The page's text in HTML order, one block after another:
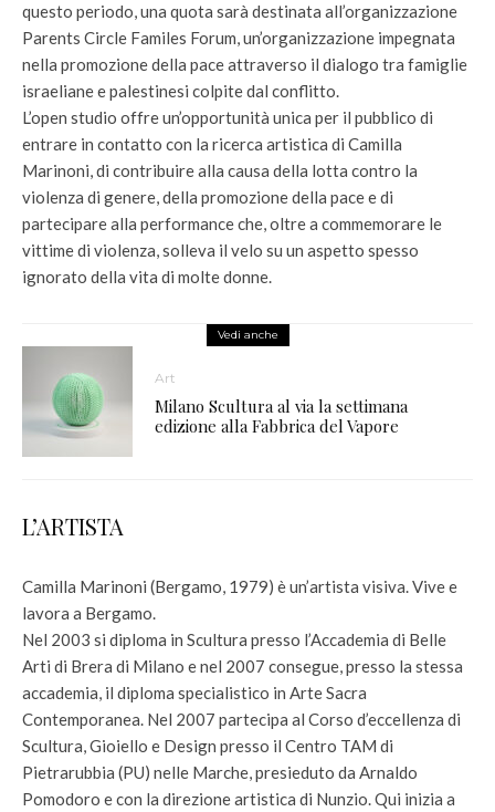
questo periodo, una quota sarà destinata all’organizzazione
Parents Circle Familes Forum, un’organizzazione impegnata
nella promozione della pace attraverso il dialogo tra famiglie
israeliane e palestinesi colpite dal conflitto.
L’open studio offre un’opportunità unica per il pubblico di
entrare in contatto con la ricerca artistica di Camilla
Marinoni, di contribuire alla causa della lotta contro la
violenza di genere, della promozione della pace e di
partecipare alla performance che, oltre a commemorare le
vittime di violenza, solleva il velo su un aspetto spesso
ignorato della vita di molte donne.
Vedi anche
Art
Milano Scultura al via la settimana
edizione alla Fabbrica del Vapore
L’ARTISTA
Camilla Marinoni (Bergamo, 1979) è un’artista visiva. Vive e
lavora a Bergamo.
Nel 2003 si diploma in Scultura presso l’Accademia di Belle
Arti di Brera di Milano e nel 2007 consegue, presso la stessa
accademia, il diploma specialistico in Arte Sacra
Contemporanea. Nel 2007 partecipa al Corso d’eccellenza di
Scultura, Gioiello e Design presso il Centro TAM di
Pietrarubbia (PU) nelle Marche, presieduto da Arnaldo
Pomodoro e con la direzione artistica di Nunzio. Qui inizia a